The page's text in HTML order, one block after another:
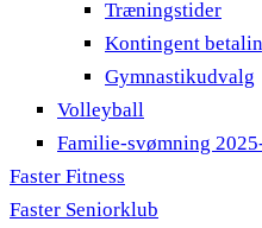
Træningstider
Kontingent
Gymnastikudvalg
Volleyball
Familie-svømning
Faster Fitness
Faster Seniorklub